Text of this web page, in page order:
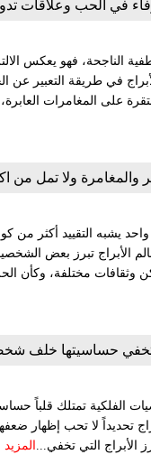
وفاء في الحب وعلاقات
الناجحة، فهو يعكس
في طريقة التعبير عن
على المغامرات
والمغامرة ولا تمل من
يشبه التقييد أكثر من
الأبراج تبرز بعض
وثقافات مختلفة،
تخفي حساسيتها خلف
تمتلك قلباً حساساً
تحديداً لا تحب إظهار
الأبراج التي تخفي... المزيد